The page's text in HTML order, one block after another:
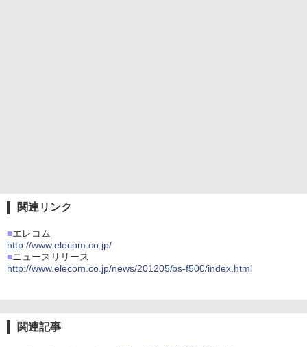
関連リンク
■エレコム
http://www.elecom.co.jp/
■ニュースリリース
http://www.elecom.co.jp/news/201205/bs-f500/index.html
関連記事